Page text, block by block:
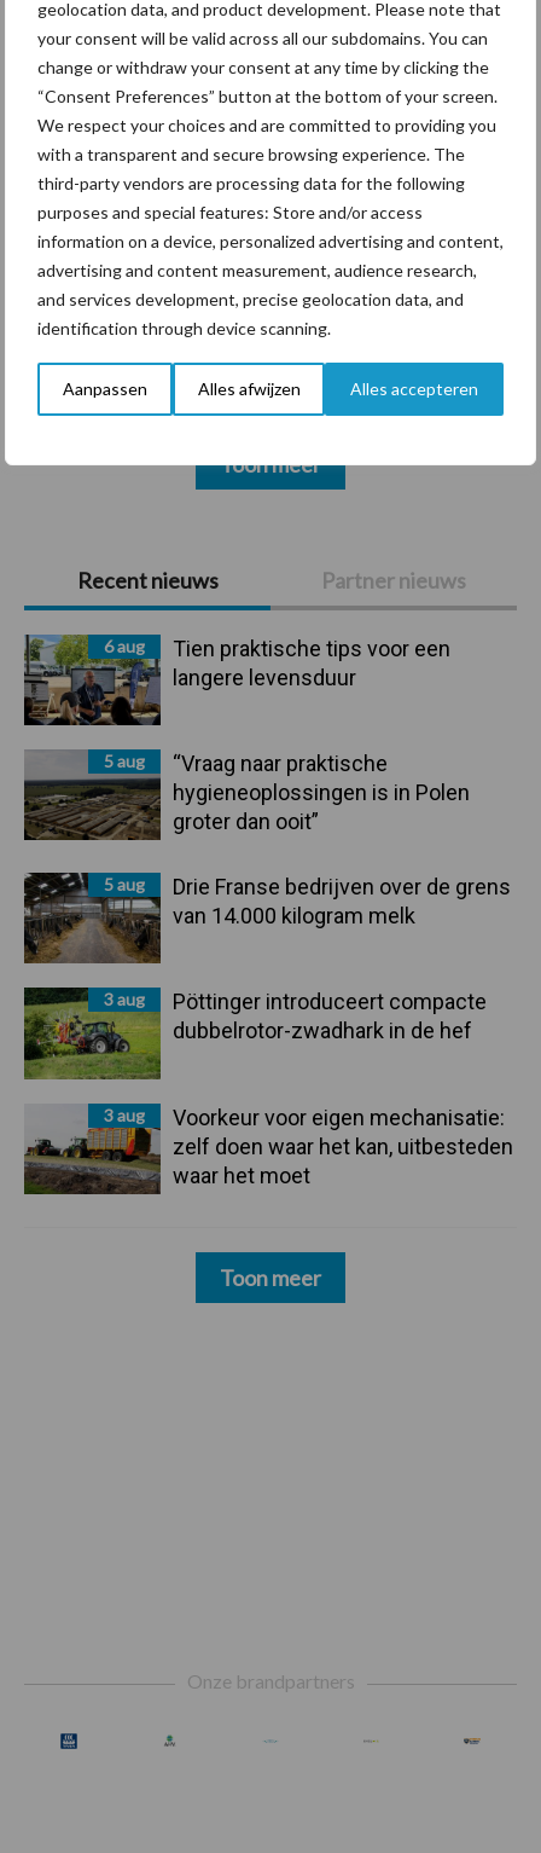
geolocation data, and product development. Please note that
your consent will be valid across all our subdomains. You can
change or withdraw your consent at any time by clicking the
“Consent Preferences” button at the bottom of your screen.
We respect your choices and are committed to providing you
with a transparent and secure browsing experience. The
third-party vendors are processing data for the following
purposes and special features: Store and/or access
information on a device, personalized advertising and content,
advertising and content measurement, audience research,
and services development, precise geolocation data, and
identification through device scanning.
Aanpassen Alles afwijzen Alles accepteren
Primaire
Sidebar
Recent nieuws Partner nieuws
6 aug
Tien praktische tips voor een
langere levensduur
5 aug
“Vraag naar praktische
hygieneoplossingen is in Polen
groter dan ooit”
5 aug
Drie Franse bedrijven over de grens
van 14.000 kilogram melk
3 aug
Pöttinger introduceert compacte
dubbelrotor-zwadhark in de hef
3 aug
Voorkeur voor eigen mechanisatie:
zelf doen waar het kan, uitbesteden
waar het moet
Toon meer
Themapagina's
Diergezondheid Bemesting Fokkerij
Beregening Bijproducten
Toon meer
Onze brandpartners